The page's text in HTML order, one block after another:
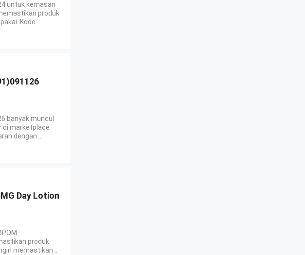
untuk kemasan
produk
Kode ...
banyak muncul
di marketplace
dengan ...
Day Lotion
produk
memastikan ...